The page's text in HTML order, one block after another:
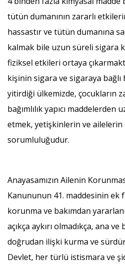
tütün dumanının zararlı
hassastır ve tütün dumanına
kalmak bile uzun süreli sigara
fiziksel etkileri ortaya
kişinin sigara ve sigaraya bağlı
yitirdiği ülkemizde, çocukların
bağımlılık yapıcı maddelerden
etmek, yetişkinlerin ve ailelerin
sorumluluğudur.
Anayasamızın Ailenin
Kanununun 41. maddesinin ek
korunma ve bakımdan
açıkça aykırı olmadıkça, ana
doğrudan ilişki kurma ve
Devlet, her türlü istismara ve